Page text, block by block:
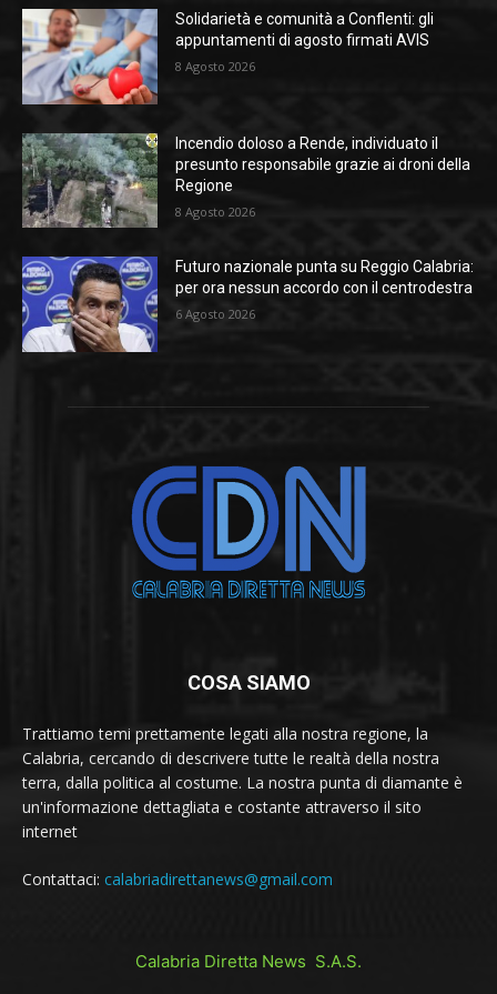
Solidarietà e comunità a Conflenti: gli
appuntamenti di agosto firmati AVIS
8 Agosto 2026
Incendio doloso a Rende, individuato il
presunto responsabile grazie ai droni della
Regione
8 Agosto 2026
Futuro nazionale punta su Reggio Calabria:
per ora nessun accordo con il centrodestra
6 Agosto 2026
COSA SIAMO
Trattiamo temi prettamente legati alla nostra regione, la
Calabria, cercando di descrivere tutte le realtà della nostra
terra, dalla politica al costume. La nostra punta di diamante è
un'informazione dettagliata e costante attraverso il sito
internet
Contattaci: calabriadirettanews@gmail.com
Calabria Diretta News S.A.S.